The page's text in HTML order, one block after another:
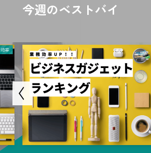
今週のベストバイ
率